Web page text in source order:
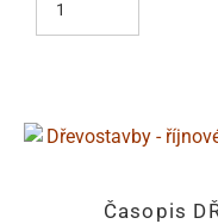
Časopis